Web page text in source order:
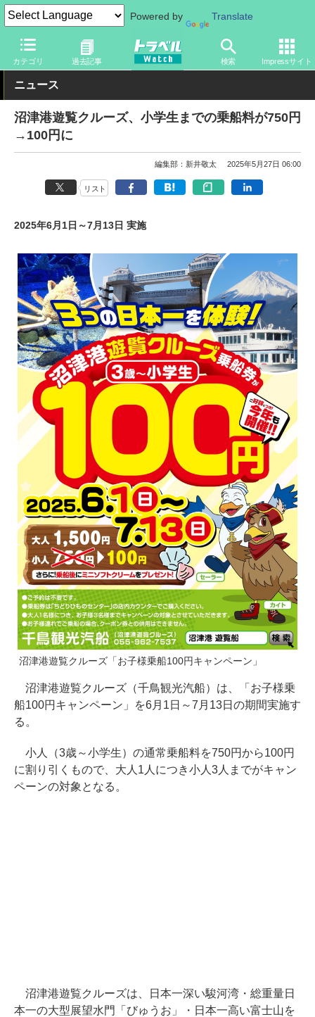
Powered by Translate
カテゴリ 過去記事 検索 Impressサイト
トラベル Watch 旅の方法 船旅 船
ニュース
沼津港遊覧クルーズ、小学生までの乗船料が750円
→100円に
編集部：新井敬太 2025年5月27日 06:00
リスト
2025年6月1日～7月13日 実施
沼津港遊覧クルーズ「お子様乗船100円キャンペーン」
沼津港遊覧クルーズ（千鳥観光汽船）は、「お子様乗
船100円キャンペーン」を6月1日～7月13日の期間実施す
る。
小人（3歳～小学生）の通常乗船料を750円から100円
に割り引くもので、大人1人につき小人3人までがキャン
ペーンの対象となる。
沼津港遊覧クルーズは、日本一深い駿河湾・総重量日
本一の大型展望水門「びゅうお」・日本一高い富士山を